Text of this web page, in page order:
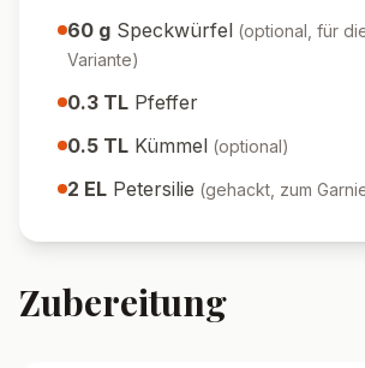
60 g Speckwürfel (optional, für
Variante)
0.3 TL Pfeffer
0.5 TL Kümmel (optional)
2 EL Petersilie (gehackt, zum
Zubereitung